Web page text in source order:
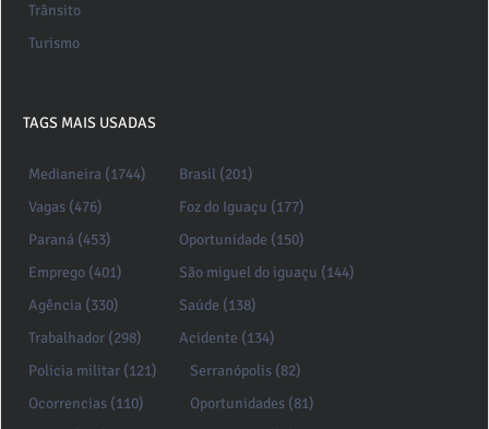
Trânsito
Turismo
TAGS MAIS USADAS
Medianeira (1744)
Vagas (476)
Paraná (453)
Emprego (401)
Agência (330)
Trabalhador (298)
Brasil (201)
Foz do Iguaçu (177)
Oportunidade (150)
São miguel do iguaçu (144)
Saúde (138)
Acidente (134)
Policia militar (121)
Ocorrencias (110)
Serranópolis (82)
Oportunidades (81)